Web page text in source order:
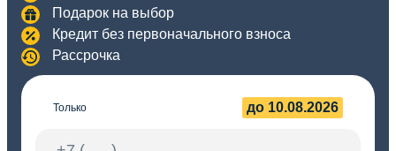
Подарок на выбор
Кредит без первоначального взноса
Рассрочка
Только до 10.08.2026